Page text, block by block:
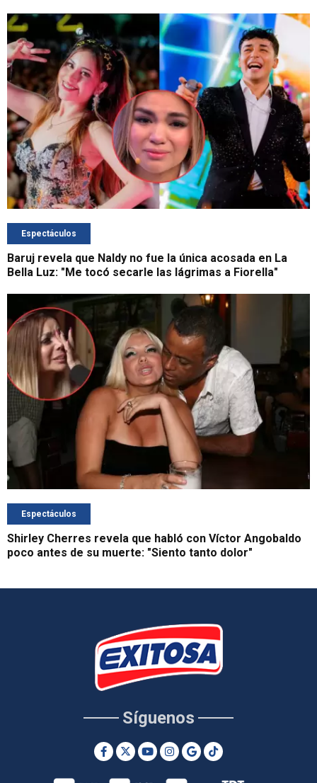
Espectáculos
Baruj revela que Naldy no fue la única acosada en La
Bella Luz: "Me tocó secarle las lágrimas a Fiorella"
Espectáculos
Shirley Cherres revela que habló con Víctor Angobaldo
poco antes de su muerte: "Siento tanto dolor"
Síguenos